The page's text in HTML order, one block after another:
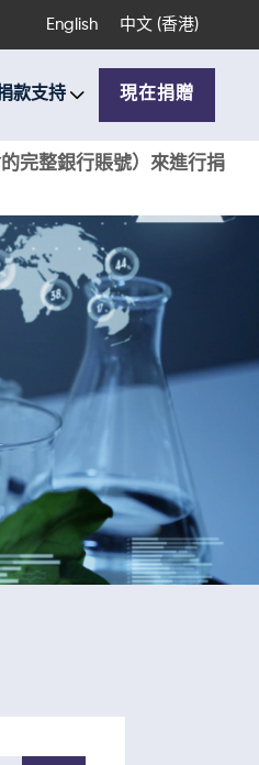
English 中文 (香港)
款支持 現在捐贈
完整銀行賬號）來進行捐